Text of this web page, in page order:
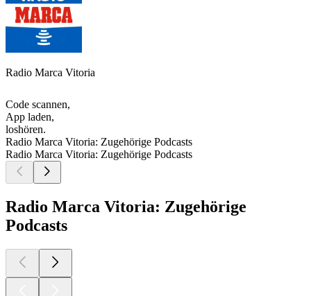
Radio Marca Vitoria
Code scannen,
App laden,
loshören.
Radio Marca Vitoria: Zugehörige Podcasts
Radio Marca Vitoria: Zugehörige Podcasts
Radio Marca Vitoria: Zugehörige
Podcasts